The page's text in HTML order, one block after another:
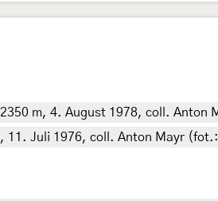
m, 4. August 1978, coll. Anton
11. Juli 1976, coll. Anton Mayr